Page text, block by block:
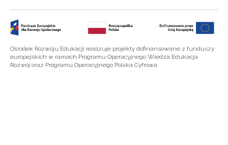
Ośrodek Rozwoju Edukacji realizuje projekty dofinansowane z funduszy
europejskich w ramach Programu Operacyjnego Wiedza Edukacja
Rozwój oraz Programu Operacyjnego Polska Cyfrowa